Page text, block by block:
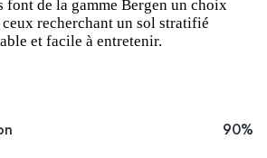
font de la gamme Bergen un choix
recherchant un sol stratifié
et facile à entretenir.
90%